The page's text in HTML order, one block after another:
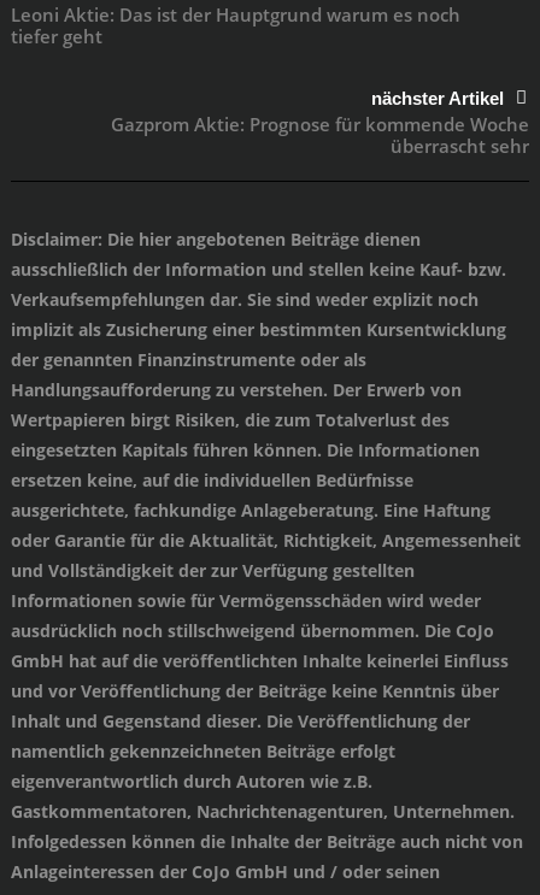
Leoni Aktie: Das ist der Hauptgrund warum es noch
tiefer geht
nächster Artikel
Gazprom Aktie: Prognose für kommende Woche
überrascht sehr
Disclaimer: Die hier angebotenen Beiträge dienen
ausschließlich der Information und stellen keine Kauf- bzw.
Verkaufsempfehlungen dar. Sie sind weder explizit noch
implizit als Zusicherung einer bestimmten Kursentwicklung
der genannten Finanzinstrumente oder als
Handlungsaufforderung zu verstehen. Der Erwerb von
Wertpapieren birgt Risiken, die zum Totalverlust des
eingesetzten Kapitals führen können. Die Informationen
ersetzen keine, auf die individuellen Bedürfnisse
ausgerichtete, fachkundige Anlageberatung. Eine Haftung
oder Garantie für die Aktualität, Richtigkeit, Angemessenheit
und Vollständigkeit der zur Verfügung gestellten
Informationen sowie für Vermögensschäden wird weder
ausdrücklich noch stillschweigend übernommen. Die CoJo
GmbH hat auf die veröffentlichten Inhalte keinerlei Einfluss
und vor Veröffentlichung der Beiträge keine Kenntnis über
Inhalt und Gegenstand dieser. Die Veröffentlichung der
namentlich gekennzeichneten Beiträge erfolgt
eigenverantwortlich durch Autoren wie z.B.
Gastkommentatoren, Nachrichtenagenturen, Unternehmen.
Infolgedessen können die Inhalte der Beiträge auch nicht von
Anlageinteressen der CoJo GmbH und / oder seinen